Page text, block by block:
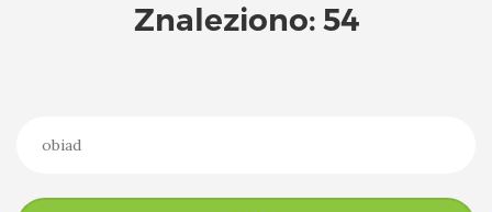
Znaleziono: 54